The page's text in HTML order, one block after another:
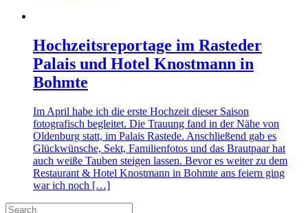
Hochzeitsreportage im Rasteder
Palais und Hotel Knostmann in
Bohmte
Im April habe ich die erste Hochzeit dieser Saison
fotografisch begleitet. Die Trauung fand in der Nähe von
Oldenburg statt, im Palais Rastede. Anschließend gab es
Glückwünsche, Sekt, Familienfotos und das Brautpaar hat
auch weiße Tauben steigen lassen. Bevor es weiter zu dem
Restaurant & Hotel Knostmann in Bohmte ans feiern ging
war ich noch […]